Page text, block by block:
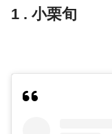
1 . 小栗旬